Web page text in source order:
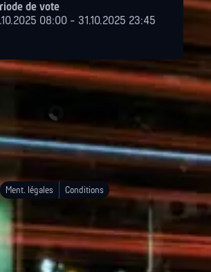
de vote
08:00 - 31.10.2025 23:45
Ment. légales Conditions